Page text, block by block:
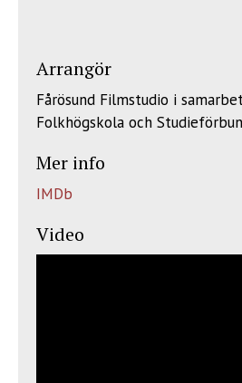
Arrangör
Fårösund Filmstudio i
Folkhögskola och
Mer info
IMDb
Video